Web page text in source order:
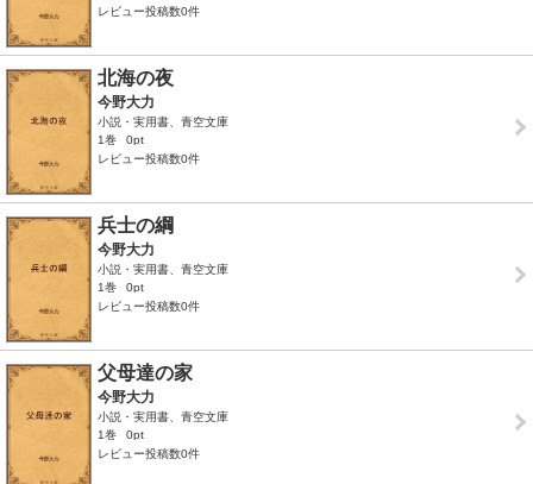
レビュー投稿数0件
北海の夜
今野大力
小説・実用書、青空文庫
1巻
0pt
レビュー投稿数0件
兵士の綱
今野大力
小説・実用書、青空文庫
1巻
0pt
レビュー投稿数0件
父母達の家
今野大力
小説・実用書、青空文庫
1巻
0pt
レビュー投稿数0件